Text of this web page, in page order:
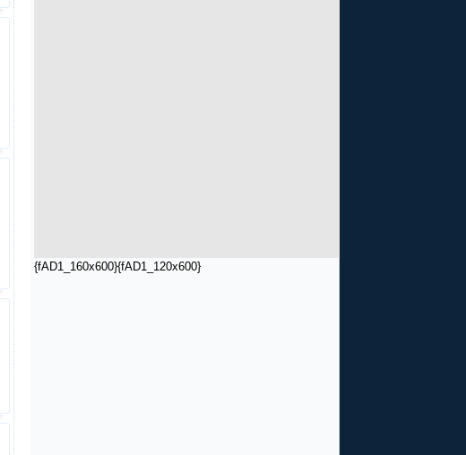
{fAD1_160x600}{fAD1_120x600}